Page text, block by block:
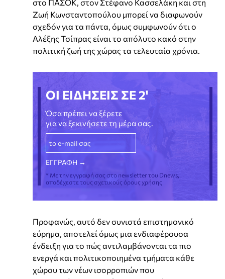
στο ΠΑΣΟΚ, στον Στέφανο Κασσελάκη και στη
Ζωή Κωνσταντοπούλου μπορεί να διαφωνούν
σχεδόν για τα πάντα, όμως συμφωνούν ότι ο
Αλέξης Τσίπρας είναι το απόλυτο κακό στην
πολιτική ζωή της χώρας τα τελευταία χρόνια.
ΟΙ ΕΙΔΗΣΕΙΣ ΣΕ 2'
Όσα πρέπει να ξέρετε
για να ξεκινήσετε τη μέρα σας.
* Με την εγγραφή σας στο newsletter του Dnews,
αποδέχεστε τους σχετικούς όρους χρήσης
Προφανώς, αυτό δεν συνιστά επιστημονικό
εύρημα, αποτελεί όμως μια ενδιαφέρουσα
ένδειξη για το πώς αντιλαμβάνονται τα πιο
ενεργά και πολιτικοποιημένα τμήματα κάθε
χώρου των νέων ισορροπιών που